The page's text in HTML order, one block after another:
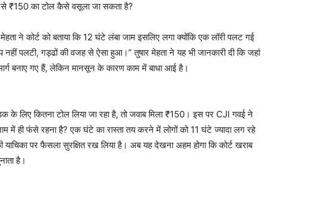
से ₹150 का टोल कैसे वसूला जा सकता है?
ने कोर्ट को बताया कि 12 घंटे लंबा जाम इसलिए लगा क्योंकि एक लॉरी पलट गई
पलटी, गड्ढों की वजह से ऐसा हुआ।” तुषार मेहता ने यह भी जानकारी दी कि जहां
बनाए गए हैं, लेकिन मानसून के कारण काम में बाधा आई है।
के लिए कितना टोल लिया जा रहा है, तो जवाब मिला ₹150। इस पर CJI गवई ने
में ही फंसे रहना है? एक घंटे का रास्ता तय करने में लोगों को 11 घंटे ज्यादा लग रहे
पर फैसला सुरक्षित रख लिया है। अब यह देखना अहम होगा कि कोर्ट खराब
है।